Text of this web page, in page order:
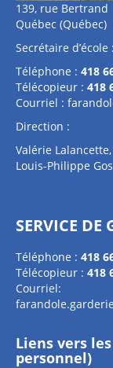
139, rue Bertrand
Québec (Québec)
Secrétaire
Téléphone : 418
Télécopieur : 418
Courriel :
Direction :
Valérie
Louis-Philippe
SERVICE DE
Téléphone : 418
Télécopieur : 418
Courriel:
Liens vers
personnel)